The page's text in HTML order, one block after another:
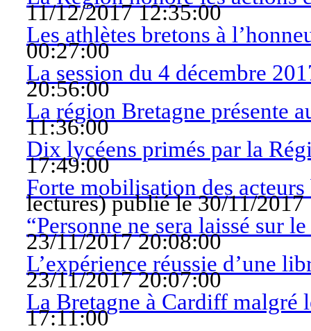
11/12/2017 12:35:00
Les athlètes bretons à
00:27:00
La session du 4 décembre
20:56:00
La région Bretagne présente
11:36:00
Dix lycéens primés par la
17:49:00
Forte mobilisation des
lectures)publié le 30/11/2017
“Personne ne sera laissé sur
23/11/2017 20:08:00
L’expérience réussie d’une
23/11/2017 20:07:00
La Bretagne à Cardiff malgré
17:11:00